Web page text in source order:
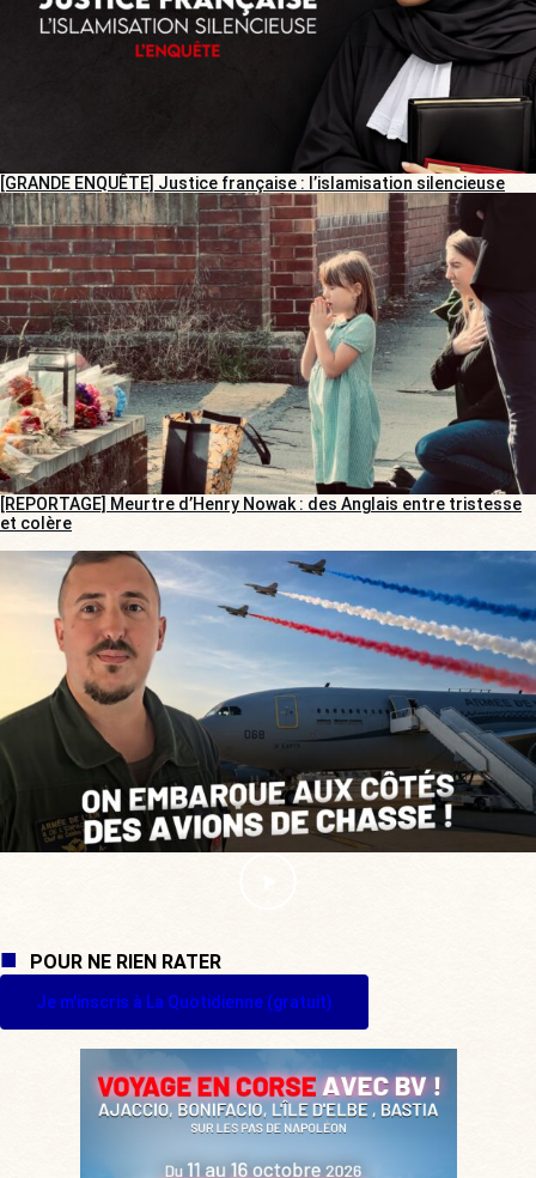
[GRANDE ENQUÊTE] Justice française : l’islamisation silencieuse
[REPORTAGE] Meurtre d’Henry Nowak : des Anglais entre tristesse
et colère
POUR NE RIEN RATER
Je m'inscris à La Quotidienne (gratuit)